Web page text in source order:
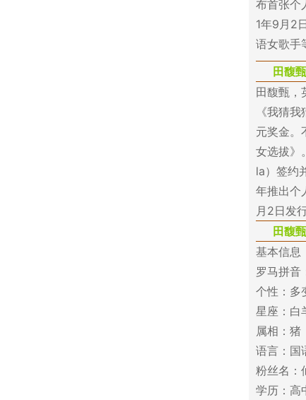
布首张个
1年9月2
语女歌手
田馥
田馥甄，
《我猜
元奖金。
女选拔》
la）签约
年推出个
月2日发行
田馥
基本信息
罗马拼音
个性：多
星座：白
属相：猪
语言：国
粉丝名：
学历：高